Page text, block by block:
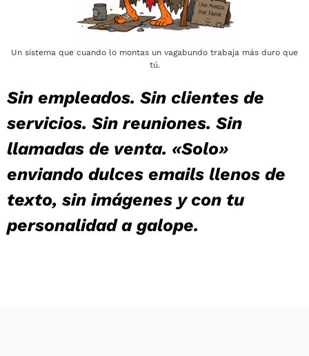
Un sistema que cuando lo montas un vagabundo trabaja más duro que
tú.
Sin empleados. Sin clientes de
servicios. Sin reuniones. Sin
llamadas de venta. «Solo»
enviando dulces emails llenos de
texto, sin imágenes y con tu
personalidad a galope.